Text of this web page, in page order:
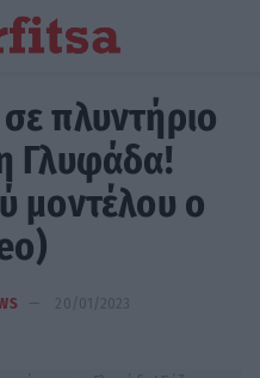
πλυντήριο
Γλυφάδα!
μοντέλου ο
20/01/2023